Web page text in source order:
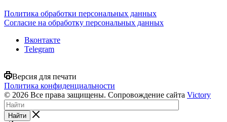
Политика обработки персональных данных
Согласие на обработку персональных данных
Вконтакте
Telegram
Версия для печати
Политика конфиденциальности
© 2026 Все права защищены. Сопровождение сайта Victory
Найти